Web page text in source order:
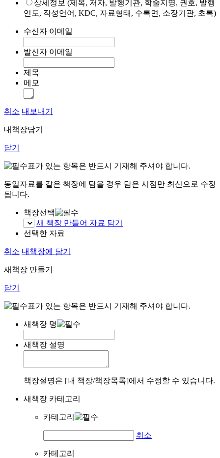
상세정보 (제목, 저자, 발행기관, 학술지명, 권호, 발행
연도, 작성언어, KDC, 자료형태, 수록면, 소장기관, 초록)
수신자 이메일
발신자 이메일
제목
메모
취소 내보내기
내책장담기
닫기
표가 있는 항목은 반드시 기재해 주셔야 합니다.
동일자료를 같은 책장에 담을 경우 담은 시점만 최신으로 수정
됩니다.
책장선택
새 책장 만들어 자료 담기
선택한 자료
취소 내책장에 담기
새책장 만들기
닫기
표가 있는 항목은 반드시 기재해 주셔야 합니다.
새책장 명
새책장 설명
책장설명은 [내 책장/책장목록]에서 수정할 수 있습니다.
새책장 카테고리
카테고리
취소
카테고리